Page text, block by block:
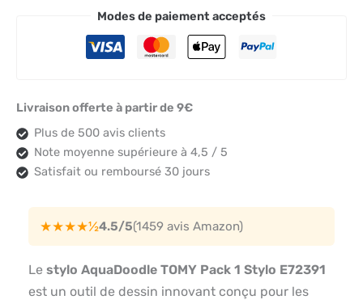
Modes de paiement acceptés
Livraison offerte à partir de 9€
Plus de 500 avis clients
Note moyenne supérieure à 4,5 / 5
Satisfait ou remboursé 30 jours
★★★★½4.5/5(1459 avis Amazon)
Le stylo AquaDoodle TOMY Pack 1 Stylo E72391
est un outil de dessin innovant conçu pour les